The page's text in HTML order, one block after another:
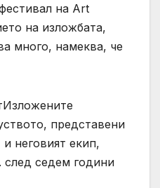
на Art
на изложбата,
много, намеква, че
представени
неговият екип,
след седем години